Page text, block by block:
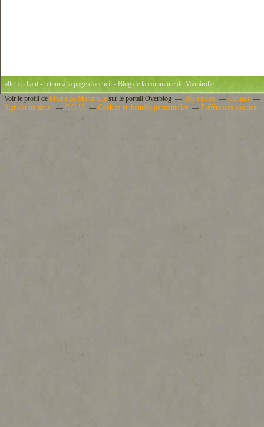
aller en haut- retour à la page d'accueil - Blog de la commune de Mamirolle
Voir le profil de Mairie de Mamirolle sur le portail Overblog Top articles
Contact
Signaler un abus
C.G.U. Cookies et données personnelles Préférences cookies